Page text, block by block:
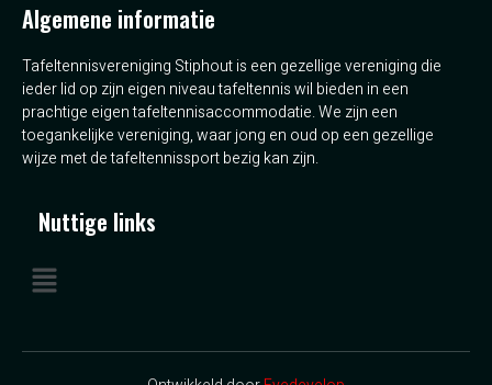
Algemene informatie
Tafeltennisvereniging Stiphout is een gezellige vereniging die
ieder lid op zijn eigen niveau tafeltennis wil bieden in een
prachtige eigen tafeltennisaccommodatie. We zijn een
toegankelijke vereniging, waar jong en oud op een gezellige
wijze met de tafeltennissport bezig kan zijn.
Nuttige links